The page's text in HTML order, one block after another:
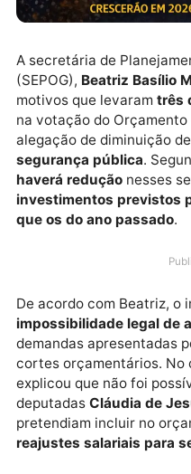
A secretária de
(SEPOG), Beatriz
motivos que levaram
na votação do
.
investimentos
que os do ano
De acordo com Beatriz,
impossibilidade legal